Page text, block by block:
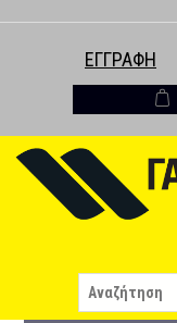
ΕΓΓΡΑΦΉ